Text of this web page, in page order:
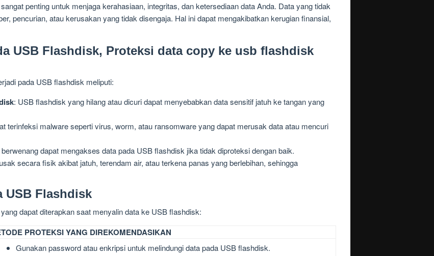
penting untuk menjaga kerahasiaan, integritas, dan ketersediaan data Anda. Data yang tidak
pencurian, atau kerusakan yang tidak disengaja. Hal ini dapat mengakibatkan kerugian finansial,
USB Flashdisk, Proteksi data copy ke usb flashdisk
pada USB flashdisk meliputi:
: USB flashdisk yang hilang atau dicuri dapat menyebabkan data sensitif jatuh ke tangan yang
terinfeksi malware seperti virus, worm, atau ransomware yang dapat merusak data atau mencuri
dapat mengakses data pada USB flashdisk jika tidak diproteksi dengan baik.
secara fisik akibat jatuh, terendam air, atau terkena panas yang berlebihan, sehingga
USB Flashdisk
dapat diterapkan saat menyalin data ke USB flashdisk:
PROTEKSI YANG DIREKOMENDASIKAN
Gunakan password atau enkripsi untuk melindungi data pada USB flashdisk.